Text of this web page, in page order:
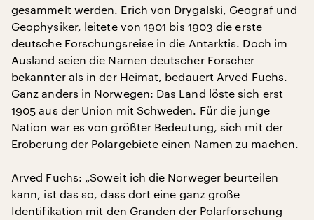
gesammelt werden. Erich von Drygalski, Geograf und
Geophysiker, leitete von 1901 bis 1903 die erste
deutsche Forschungsreise in die Antarktis. Doch im
Ausland seien die Namen deutscher Forscher
bekannter als in der Heimat, bedauert Arved Fuchs.
Ganz anders in Norwegen: Das Land löste sich erst
1905 aus der Union mit Schweden. Für die junge
Nation war es von größter Bedeutung, sich mit der
Eroberung der Polargebiete einen Namen zu machen.
Arved Fuchs: „Soweit ich die Norweger beurteilen
kann, ist das so, dass dort eine ganz große
Identifikation mit den Granden der Polarforschung